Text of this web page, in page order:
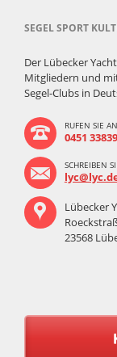
SEGEL SPORT
Der Lübecker
Mitgliedern und
Segel-Clubs in
RUFEN SIE
0451 33839
SCHREIBEN
Lübecker
23568